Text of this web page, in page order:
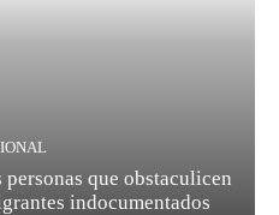
que obstaculicen
indocumentados